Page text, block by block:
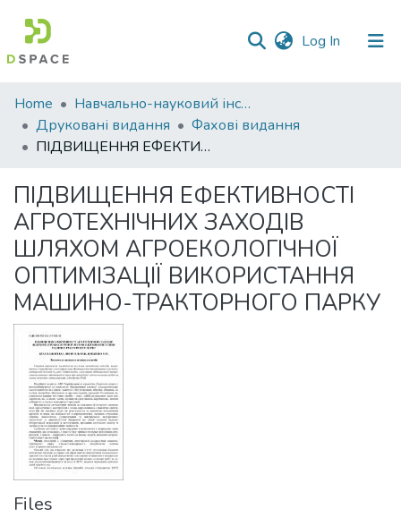
Log In (current)
Communities
&
Collections
Statistics
Home
Навчально-науковий інститут економіки, управління, права та інформаційних технологій
Друковані видання
Фахові видання
ПІДВИЩЕННЯ ЕФЕКТИВНОСТІ АГРОТЕХНІЧНИХ ЗАХОДІВ ШЛЯХОМ АГРОЕКОЛОГІЧНОЇ ОПТИМІЗАЦІЇ ВИКОРИСТАННЯ МАШИНО-ТРАКТОРНОГО ПАРКУ
ПІДВИЩЕННЯ ЕФЕКТИВНОСТІ
АГРОТЕХНІЧНИХ ЗАХОДІВ
ШЛЯХОМ АГРОЕКОЛОГІЧНОЇ
ОПТИМІЗАЦІЇ ВИКОРИСТАННЯ
МАШИНО-ТРАКТОРНОГО ПАРКУ
Files